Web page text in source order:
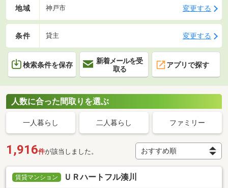
地域 神戸市 変更する
条件 貸主 変更する
検索条件を保存
新着メールを受
取る
アプリで探す
人数に合った間取りを選ぶ
一人暮らし 二人暮らし ファミリー
1,916件が該当しました。
賃貸マンション ＵＲハートフル湊川